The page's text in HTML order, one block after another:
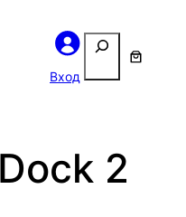
Вход
Поиск
2